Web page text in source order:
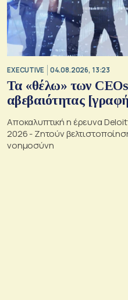
EXECUTIVE 04.08.2026, 13:23
Τα «θέλω» των CEOs
αβεβαιότητας
Αποκαλυπτική η έρευνα
2026 - Ζητούν
νοημοσύνη